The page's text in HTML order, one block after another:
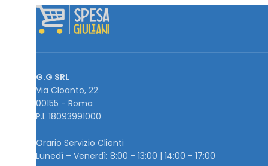
G.G SRL
Via Cloanto, 22
00155 - Roma
P.I. ‭18093991000
Orario Servizio Clienti
Lunedì – Venerdì: 8:00 - 13:00 | 14:00 - 17:00